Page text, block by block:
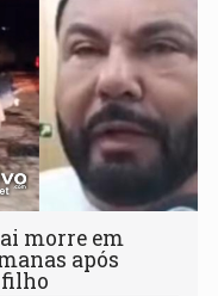
morre em
após
filho